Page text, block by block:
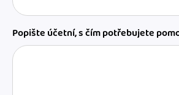
Popište účetní, s čím potřebujete